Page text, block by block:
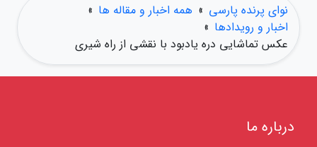
نوای پرنده پارسی » همه اخبار و مقاله ها »
اخبار و رویدادها »
عکس تماشایی دره یادبود با نقشی از راه شیری
درباره ما